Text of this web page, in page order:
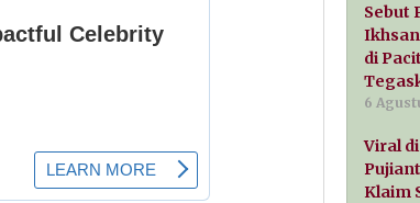
Sebut
di
6
Viral
Klaim